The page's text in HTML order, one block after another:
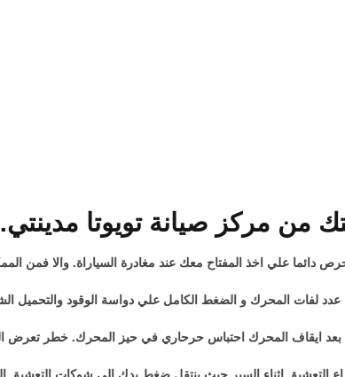
من مركز صيانة تويوتا مدينتي.
دائما علي اخذ المفتاح معك عند مغادرة السياراة. والا فمن
عدد لفات المحرك و الضغط الكامل علي دواسة الوقود والتحميل
بعد ايقاف المحرك احتباس حرحاري في حيز المحرك. خطر تعرض
التعشيق اثناء السير حيث ينتقل ضغط يدك الي شوكات